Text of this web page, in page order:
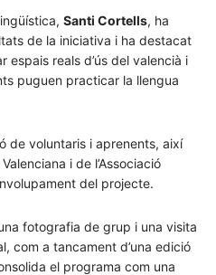
Santi Cortells, ha
de la iniciativa i ha destacat
reals d’ús del valencià i
puguen practicar la llengua
de voluntaris i aprenents, així
i de l’Associació
del projecte.
fotografia de grup i una visita
com a tancament d’una edició
el programa com una